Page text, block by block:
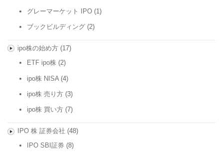
グレーマーケット IPO (1)
ブックビルディング (2)
ipo株の始め方(17)
ETF ipo株 (2)
ipo株 NISA (4)
ipo株 売り方 (3)
ipo株 買い方 (7)
IPO 株 証券会社 (48)
IPO SBI証券 (8)